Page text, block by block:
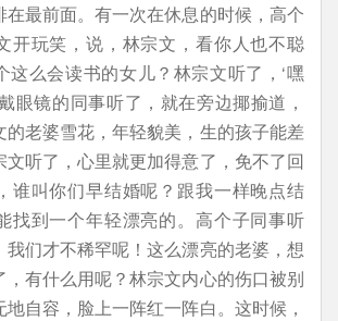
在最前面。有一次在休息的时候，高个
开玩笑，说，林宗文，看你人也不聪
这么会读书的女儿？林宗文听了，‘嘿
眼镜的同事听了，就在旁边揶揄道，
的老婆雪花，年轻貌美，生的孩子能差
听了，心里就更加得意了，免不了回
谁叫你们早结婚呢？跟我一样晚点结
找到一个年轻漂亮的。高个子同事听
我们才不稀罕呢！这么漂亮的老婆，想
有什么用呢？林宗文内心的伤口被别
地自容，脸上一阵红一阵白。这时候，